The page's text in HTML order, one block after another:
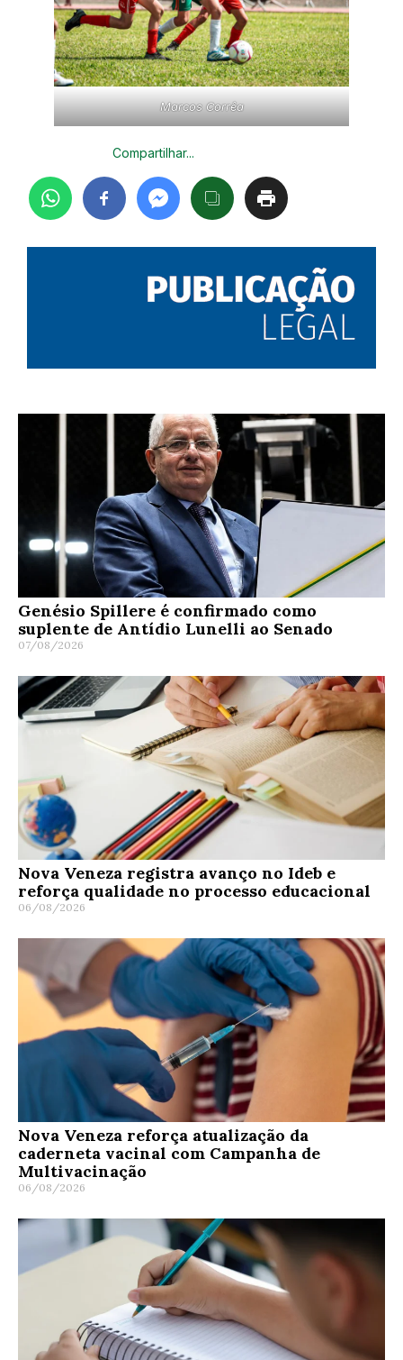
Marcos Corrêa
Compartilhar...
Genésio Spillere é confirmado como
suplente de Antídio Lunelli ao Senado
07/08/2026
Nova Veneza registra avanço no Ideb e
reforça qualidade no processo educacional
06/08/2026
Nova Veneza reforça atualização da
caderneta vacinal com Campanha de
Multivacinação
06/08/2026